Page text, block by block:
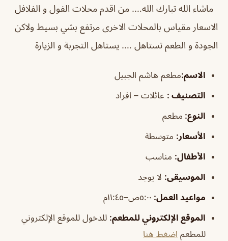
ماشاء الله تبارك الله…. من اقدم محلات الفول و الفلافل
الاسعار مقياس بالمحلات الاخرى مرتفع بشي بسيط ولاكن
الجودة و الطعم تستاهل …. يستاهل التجربة و الزيارة
الاسم:مطعم هاشم الجبيل
التصنيف : عائلات – افراد
النوع: مطعم
الأسعار: متوسطة
الأطفال: مناسب
الموسيقى: لا يوجد
مواعيد العمل: ٥:٠٠ص–١١:٤٥م
الموقع الإلكتروني للمطعم: للدخول للموقع الإلكتروني
للمطعم اضغط هنا